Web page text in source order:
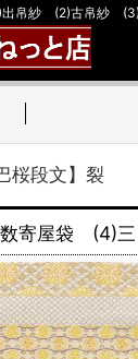
(1)出帛紗 (2)古
鱗巴桜段
(3)数寄屋袋